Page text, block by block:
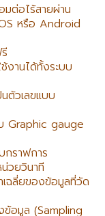
มต่อไร้สายผ่าน
หรือ Android
งานได้ทั้งระบบ
ตัวเลขแบบ
Graphic gauge
กราฟการ
วยวินาที
เฉลี่ยของข้อมูลที่วัด
ข้อมูล (Sampling